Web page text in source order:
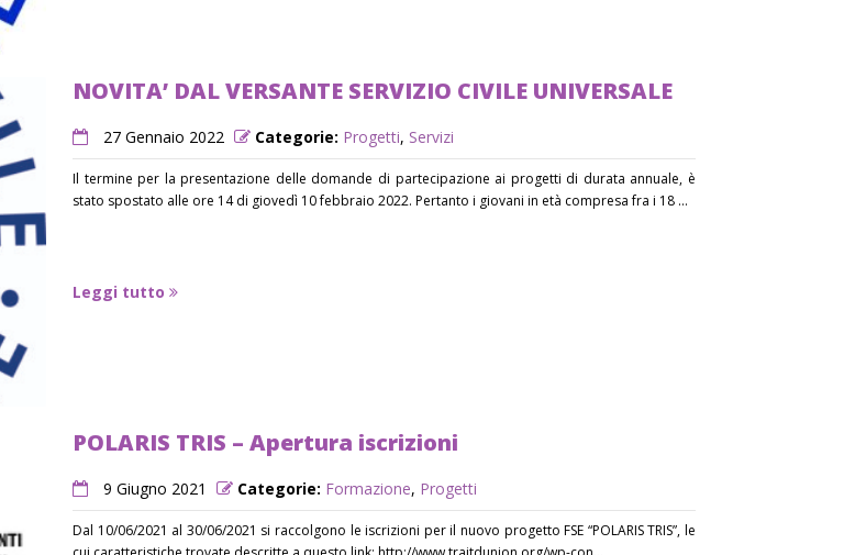
NOVITA’ DAL VERSANTE SERVIZIO CIVILE UNIVERSALE
27 Gennaio 2022 Categorie: Progetti, Servizi
Il termine per la presentazione delle domande di partecipazione ai progetti di durata annuale, è
stato spostato alle ore 14 di giovedì 10 febbraio 2022. Pertanto i giovani in età compresa fra i 18 ...
Leggi tutto
POLARIS TRIS – Apertura iscrizioni
9 Giugno 2021 Categorie: Formazione, Progetti
Dal 10/06/2021 al 30/06/2021 si raccolgono le iscrizioni per il nuovo progetto FSE “POLARIS TRIS”, le